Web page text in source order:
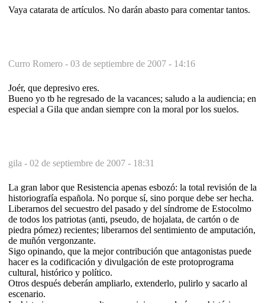
Vaya catarata de artículos. No darán abasto para comentar tantos.
Curro Romero - 03 de septiembre de 2007 - 14:16
Joér, que depresivo eres.
Bueno yo tb he regresado de la vacances; saludo a la audiencia; en
especial a Gila que andan siempre con la moral por los suelos.
gila - 02 de septiembre de 2007 - 18:31
La gran labor que Resistencia apenas esbozó: la total revisión de la
historiografía española. No porque sí, sino porque debe ser hecha.
Liberarnos del secuestro del pasado y del síndrome de Estocolmo
de todos los patriotas (anti, pseudo, de hojalata, de cartón o de
piedra pómez) recientes; liberarnos del sentimiento de amputación,
de muñón vergonzante.
Sigo opinando, que la mejor contribución que antagonistas puede
hacer es la codificación y divulgación de este protoprograma
cultural, histórico y político.
Otros después deberán ampliarlo, extenderlo, pulirlo y sacarlo al
escenario.